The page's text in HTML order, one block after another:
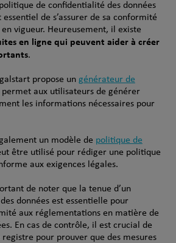
politique de confidentialité des données
de s’assurer de sa conformité
vigueur. Heureusement, il existe
en ligne qui peuvent aider à créer
.
propose un générateur de
aux utilisateurs de générer
les informations nécessaires pour
un modèle de politique de
être utilisé pour rédiger une politique
aux exigences légales.
de noter que la tenue d’un
données est essentielle pour
aux réglementations en matière de
En cas de contrôle, il est crucial de
pour prouver que des mesures